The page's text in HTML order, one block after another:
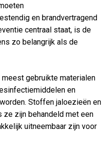
en brandvertragend
centraal staat, is de
zo belangrijk als de
gebruikte materialen
en
Stoffen jaloezieën en
ze zijn behandeld met een
uitneembaar zijn voor